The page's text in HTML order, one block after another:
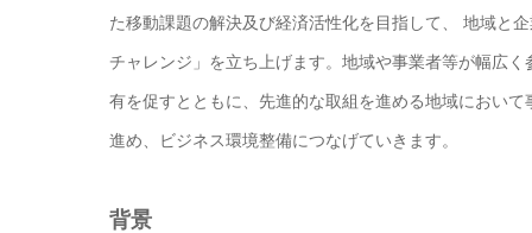
た移動課題の解決及び経済活性化を目指して、 地域と
チャレンジ」を立ち上げます。地域や事業者等が幅広
有を促すとともに、先進的な取組を進める地域におい
進め、ビジネス環境整備につなげていきます。
背景